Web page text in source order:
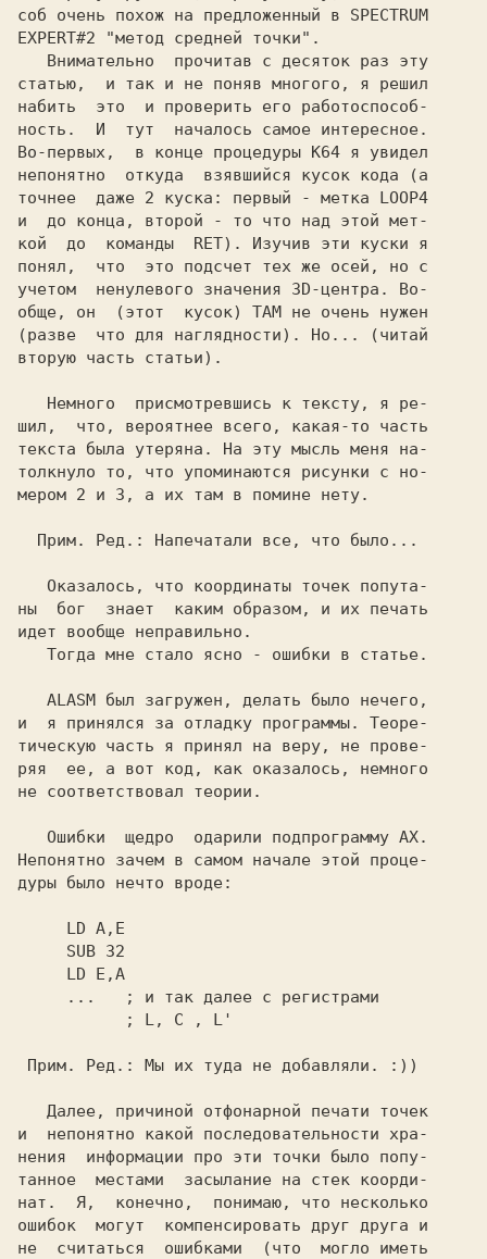
соб очень похож на предложенный в
EXPERT#2
Внимательно  прочитав с десяток раз эту
статью,  и так и не поняв многого, я решил
набить  это  и проверить его работоспособ-
ность.  И  тут  началось самое интересное.
Во-первых,  в конце процедуры К64 я увидел
непонятно  откуда  взявшийся кусок кода (а
точнее  даже 2 куска: первый - метка LOOP4
и  до конца, второй - то что над этой мет-
кой  до  команды RET). Изучив эти куски я
понял,  что  это подсчет тех же осей, но с
учетом  ненулевого значения 3D-центра. Во-
обще, он  (этот  кусок) ТАМ не очень нужен
(разве  что для наглядности). Но... (читай
вторую часть статьи).
шил,  что, вероятнее всего, какая-то часть
текста была утеряна. На эту мысль меня на-
толкнуло то, что упоминаются рисунки с но-
мером 2 и 3, а их там в помине нету.
Прим. Ред.: Напечатали все, что было...
Оказалось, что координаты точек попута-
ны  бог  знает  каким образом, и их печать
идет вообще неправильно.
ALASM был загружен, делать было нечего,
и  я принялся за отладку программы. Теоре-
тическую часть я принял на веру, не прове-
ряя  ее, а вот код, как оказалось, немного
не соответствовал теории.
   Ошибки  щедро  одарили подпрограмму
AX.
Непонятно зачем в самом начале этой проце-
дуры было нечто вроде:
Прим. Ред.: Мы их туда не добавляли. :))
Далее, причиной отфонарной печати точек
и  непонятно какой последовательности хра-
нения  информации про эти точки было попу-
танное  местами  засылание на стек коорди-
нат.  Я,  конечно,  понимаю, что несколько
ошибок  могут  компенсировать друг друга и
не  считаться  ошибками  (что  могло иметь